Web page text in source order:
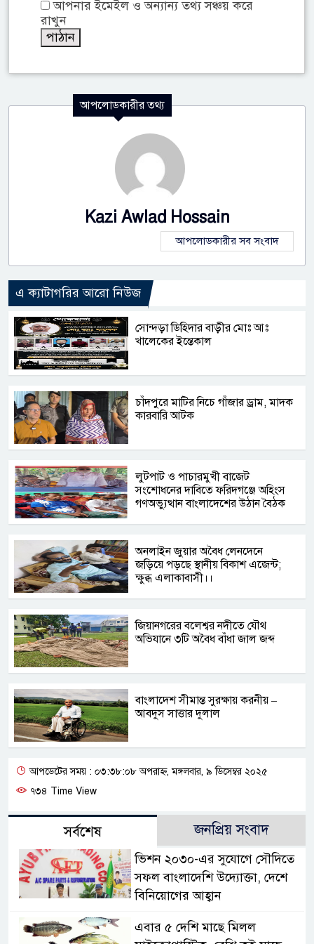
আপনার ইমেইল ও অন্যান্য তথ্য সঞ্চয় করে
রাখুন
আপলোডকারীর তথ্য
Kazi Awlad Hossain
আপলোডকারীর সব সংবাদ
এ ক্যাটাগরির আরো নিউজ
সোন্দড়া ডিহিদার বাড়ীর মোঃ আঃ
খালেকের ইন্তেকাল
চাঁদপুরে মাটির নিচে গাঁজার ড্রাম, মাদক
কারবারি আটক
লুটপাট ও পাচারমুখী বাজেট
সংশোধনের দাবিতে ফরিদগঞ্জে অহিংস
গণঅভ্যুত্থান বাংলাদেশের উঠান বৈঠক
অনলাইন জুয়ার অবৈধ লেনদেনে
জড়িয়ে পড়ছে স্থানীয় বিকাশ এজেন্ট;
ক্ষুব্ধ এলাকাবাসী।।
জিয়ানগরের বলেশ্বর নদীতে যৌথ
অভিযানে ৩টি অবৈধ বাঁধা জাল জব্দ
বাংলাদেশ সীমান্ত সুরক্ষায় করনীয় –
আবদুস সাত্তার দুলাল
আপডেটের সময় : ০৩:৩৮:০৮ অপরাহ্ন, মঙ্গলবার, ৯ ডিসেম্বর ২০২৫
৭৩৪ Time View
সর্বশেষ জনপ্রিয় সংবাদ
ভিশন ২০৩০-এর সুযোগে সৌদিতে
সফল বাংলাদেশি উদ্যোক্তা, দেশে
বিনিয়োগের আহ্বান
এবার ৫ দেশি মাছে মিলল